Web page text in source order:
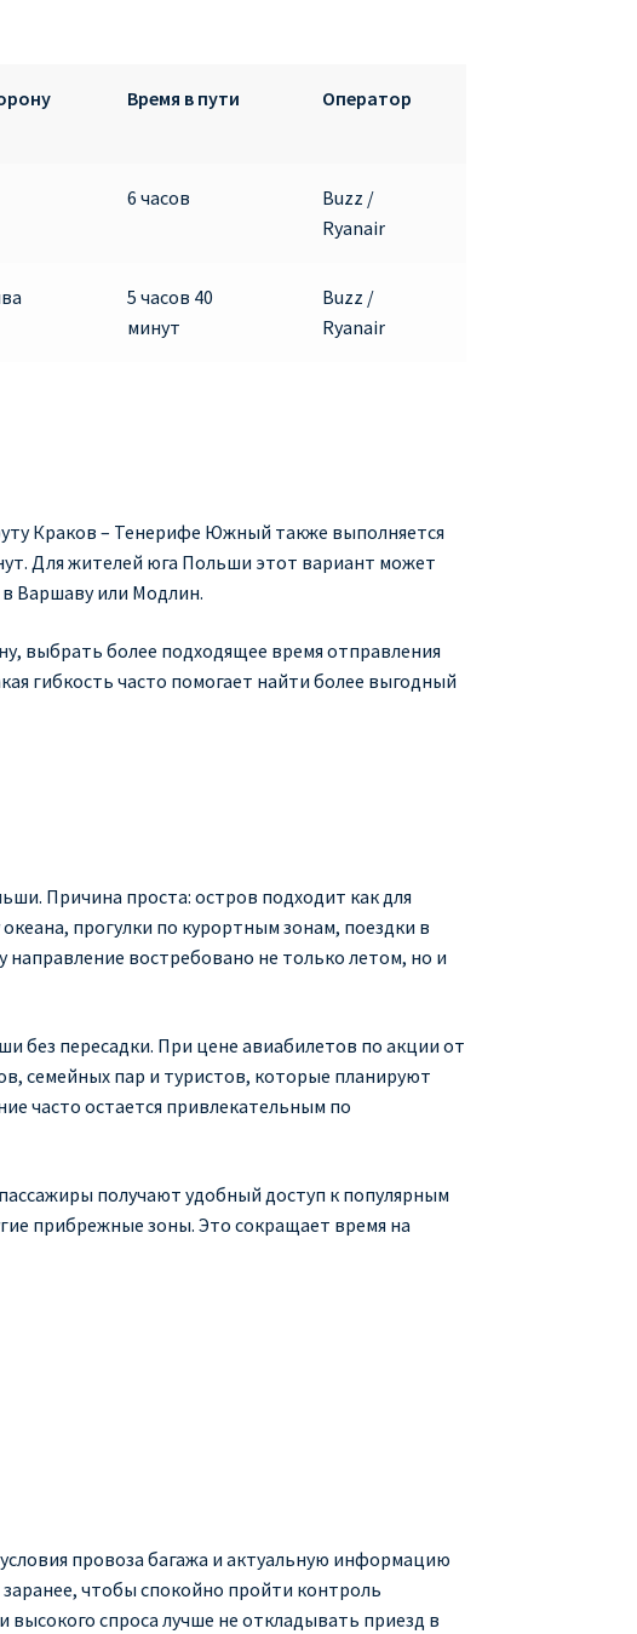
Время в пути Оператор
6 часов
Buzz /
Ryanair
5 часов 40
минут
Buzz /
Ryanair
Краков – Тенерифе Южный также выполняется
Для жителей юга Польши этот вариант может
Варшаву или Модлин.
выбрать более подходящее время отправления
гибкость часто помогает найти более выгодный
Причина проста: остров подходит как для
прогулки по курортным зонам, поездки в
востребовано не только летом, но и
без пересадки. При цене авиабилетов по акции от
семейных пар и туристов, которые планируют
часто остается привлекательным по
получают удобный доступ к популярным
прибрежные зоны. Это сокращает время на
провоза багажа и актуальную информацию
чтобы спокойно пройти контроль
высокого спроса лучше не откладывать приезд в